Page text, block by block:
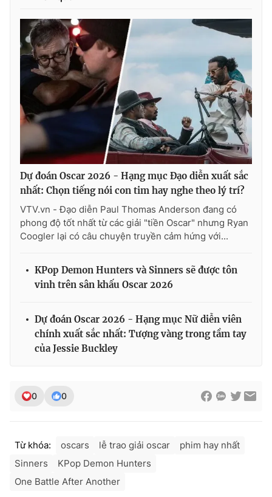
Dự đoán Oscar 2026 - Hạng mục Đạo diễn xuất sắc
nhất: Chọn tiếng nói con tim hay nghe theo lý trí?
VTV.vn - Đạo diễn Paul Thomas Anderson đang có
phong độ tốt nhất từ các giải "tiền Oscar" nhưng Ryan
Coogler lại có câu chuyện truyền cảm hứng với...
KPop Demon Hunters và Sinners sẽ được tôn
vinh trên sân khấu Oscar 2026
Dự đoán Oscar 2026 - Hạng mục Nữ diễn viên
chính xuất sắc nhất: Tượng vàng trong tầm tay
của Jessie Buckley
0 0
Từ khóa: oscars lễ trao giải oscar
phim hay nhất
Sinners
KPop Demon Hunters
One Battle After Another